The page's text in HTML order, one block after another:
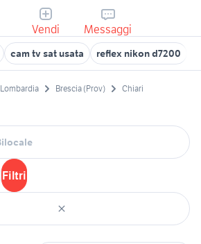
Vendi Messaggi
cam tv sat usata reflex nikon d7200
Lombardia Brescia (Prov) Chiari
Filtri